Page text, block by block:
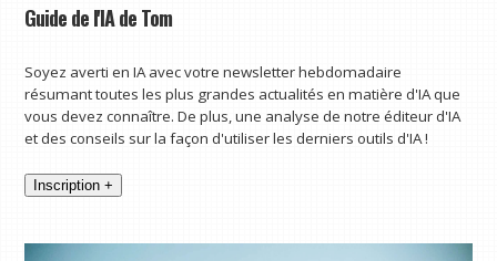
Guide de l'IA de Tom
Soyez averti en IA avec votre newsletter hebdomadaire
résumant toutes les plus grandes actualités en matière d'IA que
vous devez connaître. De plus, une analyse de notre éditeur d'IA
et des conseils sur la façon d'utiliser les derniers outils d'IA !
Inscription +